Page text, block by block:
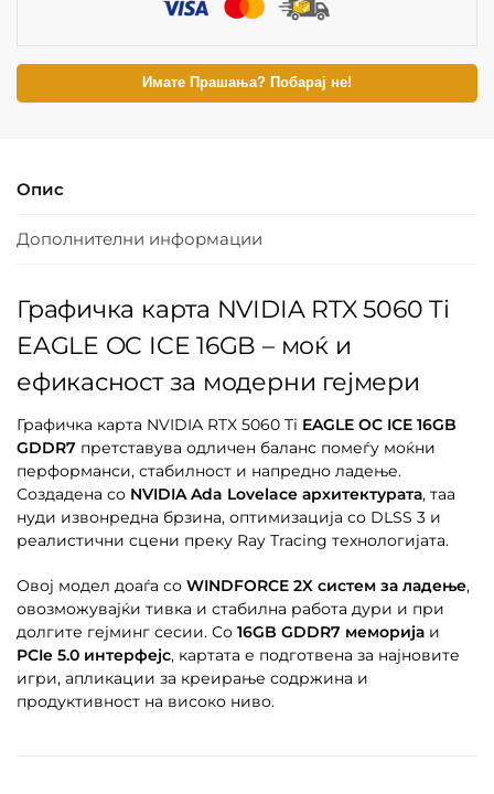
Имате Прашања? Побарај не!
Опис
Дополнителни информации
Графичка карта NVIDIA RTX 5060 Ti
EAGLE OC ICE 16GB – моќ и
ефикасност за модерни гејмери
Графичка карта NVIDIA RTX 5060 Ti EAGLE OC ICE 16GB
GDDR7 претставува одличен баланс помеѓу моќни
перформанси, стабилност и напредно ладење.
Создадена со NVIDIA Ada Lovelace архитектурата, таа
нуди извонредна брзина, оптимизација со DLSS 3 и
реалистични сцени преку Ray Tracing технологијата.
Овој модел доаѓа со WINDFORCE 2X систем за ладење,
овозможувајќи тивка и стабилна работа дури и при
долгите гејминг сесии. Со 16GB GDDR7 меморија и
PCIe 5.0 интерфејс, картата е подготвена за најновите
игри, апликации за креирање содржина и
продуктивност на високо ниво.